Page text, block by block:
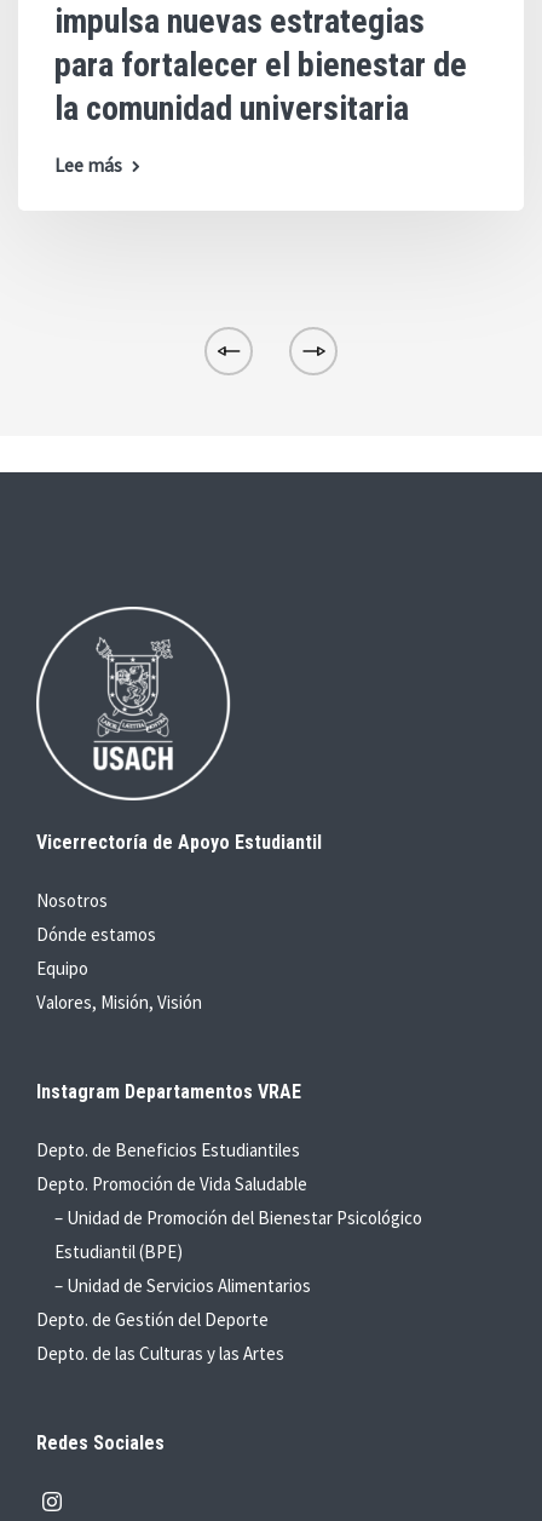
impulsa nuevas estrategias
para fortalecer el bienestar de
la comunidad universitaria
Lee más
Vicerrectoría de Apoyo Estudiantil
Nosotros
Dónde estamos
Equipo
Valores, Misión, Visión
Instagram Departamentos VRAE
Depto. de Beneficios Estudiantiles
Depto. Promoción de Vida Saludable
– Unidad de Promoción del Bienestar Psicológico
Estudiantil (BPE)
– Unidad de Servicios Alimentarios
Depto. de Gestión del Deporte
Depto. de las Culturas y las Artes
Redes Sociales